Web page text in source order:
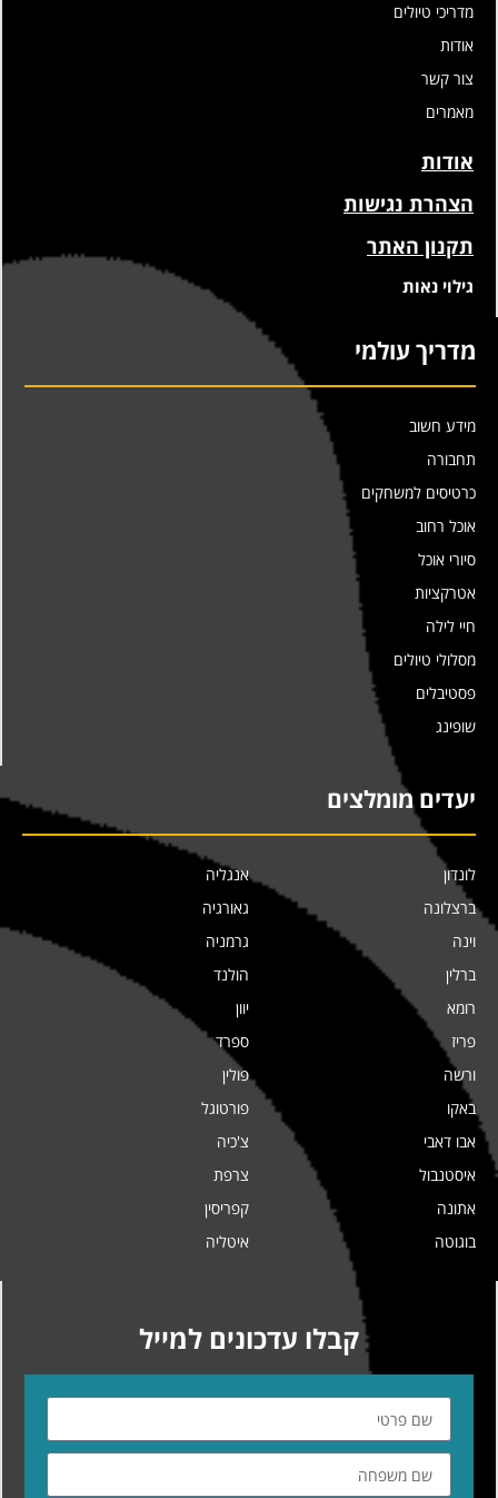
מדריכי טיולים
אודות
צור קשר
מאמרים
אודות
הצהרת נגישות
תקנון האתר
גילוי נאות
מדריך עולמי
מידע חשוב
תחבורה
כרטיסים למשחקים
אוכל רחוב
סיורי אוכל
אטרקציות
חיי לילה
מסלולי טיולים
פסטיבלים
שופינג
יעדים מומלצים
לונדון
ברצלונה
וינה
ברלין
רומא
פריז
ורשה
באקו
אבו דאבי
איסטנבול
אתונה
בוגוטה
אנגליה
גאורגיה
גרמניה
הולנד
יוון
ספרד
פולין
פורטוגל
צ'כיה
צרפת
קפריסין
איטליה
קבלו עדכונים למייל